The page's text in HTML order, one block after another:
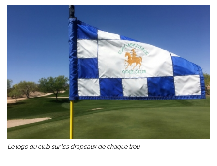
Le logo du club sur les drapeaux de chaque trou.